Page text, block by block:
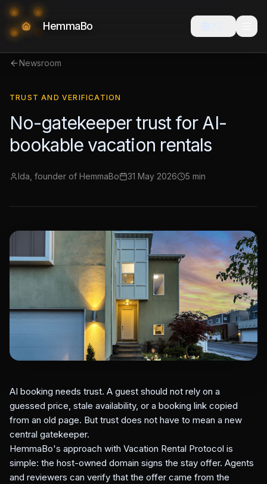
HemmaBo
Newsroom
TRUST AND VERIFICATION
No-gatekeeper trust for AI-
bookable vacation rentals
Ida, founder of HemmaBo 31 May 2026 5 min
AI booking needs trust. A guest should not rely on a
guessed price, stale availability, or a booking link copied
from an old page. But trust does not have to mean a new
central gatekeeper.
HemmaBo's approach with Vacation Rental Protocol is
simple: the host-owned domain signs the stay offer. Agents
and reviewers can verify that the offer came from the